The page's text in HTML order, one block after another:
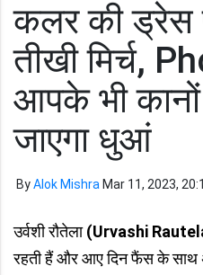
कलर की ड्रेस
तीखी मिर्च,
आपके भी
जाएगा धुआं
ByAlok Mishra Mar 11, 2023,
उर्वशी रौतेला(Urvashi
रहती हैं और आए दिन फैंस के साथ